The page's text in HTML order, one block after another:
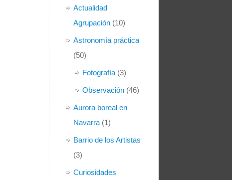
Actualidad
Agrupación (10)
Astronomía práctica
(50)
Fotografía (3)
Observación (46)
Aurora boreal en
Navarra (1)
Barrio de los Artistas
(3)
Curiosidades